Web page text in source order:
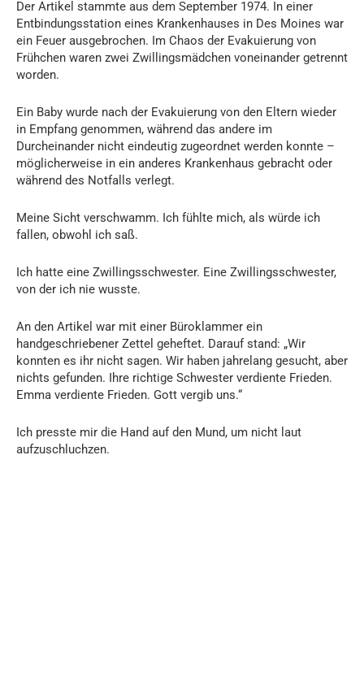
Der Artikel stammte aus dem September 1974. In einer
Entbindungsstation eines Krankenhauses in Des Moines war
ein Feuer ausgebrochen. Im Chaos der Evakuierung von
Frühchen waren zwei Zwillingsmädchen voneinander getrennt
worden.
Ein Baby wurde nach der Evakuierung von den Eltern wieder
in Empfang genommen, während das andere im
Durcheinander nicht eindeutig zugeordnet werden konnte –
möglicherweise in ein anderes Krankenhaus gebracht oder
während des Notfalls verlegt.
Meine Sicht verschwamm. Ich fühlte mich, als würde ich
fallen, obwohl ich saß.
Ich hatte eine Zwillingsschwester. Eine Zwillingsschwester,
von der ich nie wusste.
An den Artikel war mit einer Büroklammer ein
handgeschriebener Zettel geheftet. Darauf stand: „Wir
konnten es ihr nicht sagen. Wir haben jahrelang gesucht, aber
nichts gefunden. Ihre richtige Schwester verdiente Frieden.
Emma verdiente Frieden. Gott vergib uns.“
Ich presste mir die Hand auf den Mund, um nicht laut
aufzuschluchzen.